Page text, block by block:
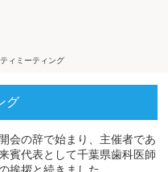
ィミーティング
グ
会の辞で始まり、主催者であ
賓代表として千葉県歯科医師